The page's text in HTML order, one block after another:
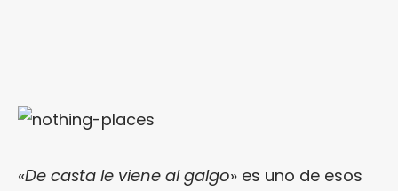
«De casta le viene al galgo» es uno de esos